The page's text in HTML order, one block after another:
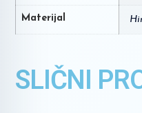
Materijal
SLIČNI